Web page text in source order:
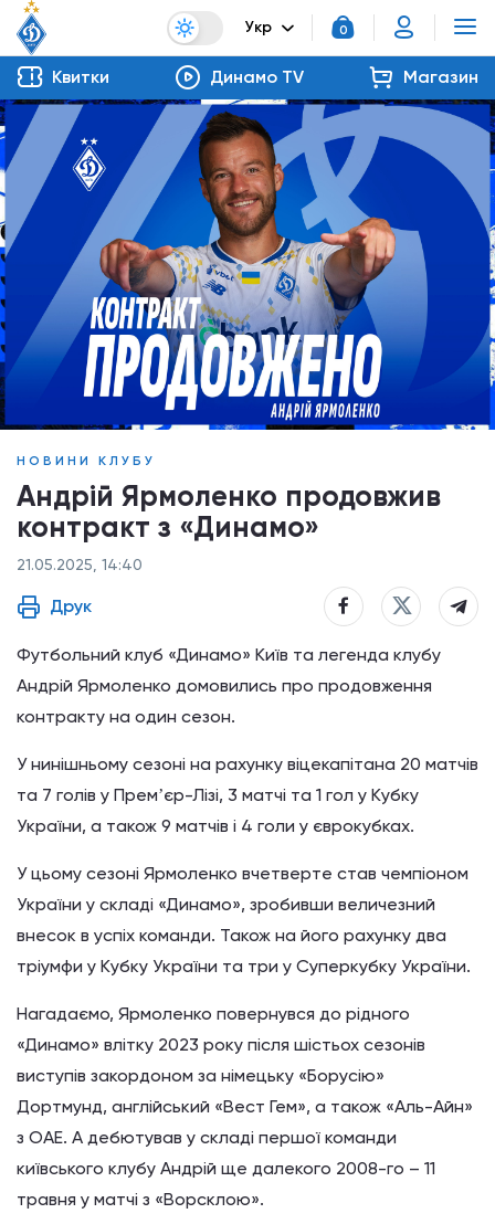
Укр 0
Квитки Динамо TV Магазин
НОВИНИ КЛУБУ
Андрій Ярмоленко продовжив
контракт з «Динамо»
21.05.2025, 14:40
Друк
Футбольний клуб «Динамо» Київ та легенда клубу
Андрій Ярмоленко домовились про продовження
контракту на один сезон.
У нинішньому сезоні на рахунку віцекапітана 20 матчів
та 7 голів у Премʼєр-Лізі, 3 матчі та 1 гол у Кубку
України, а також 9 матчів і 4 голи у єврокубках.
У цьому сезоні Ярмоленко вчетверте став чемпіоном
України у складі «Динамо», зробивши величезний
внесок в успіх команди. Також на його рахунку два
тріумфи у Кубку України та три у Суперкубку України.
Нагадаємо, Ярмоленко повернувся до рідного
«Динамо» влітку 2023 року після шістьох сезонів
виступів закордоном за німецьку «Борусію»
Дортмунд, англійський «Вест Гем», а також «Аль-Айн»
з ОАЕ. А дебютував у складі першої команди
київського клубу Андрій ще далекого 2008-го – 11
травня у матчі з «Ворсклою».